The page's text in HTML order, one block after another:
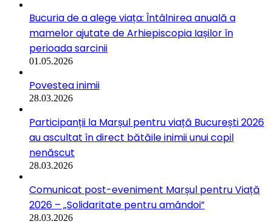
Bucuria de a alege viața: Întâlnirea anuală a
mamelor ajutate de Arhiepiscopia Iașilor în
perioada sarcinii
01.05.2026
Povestea inimii
28.03.2026
Participanții la Marșul pentru viață București 2026
au ascultat în direct bătăile inimii unui copil
nenăscut
28.03.2026
Comunicat post-eveniment Marșul pentru Viață
2026 – „Solidaritate pentru amândoi”
28.03.2026